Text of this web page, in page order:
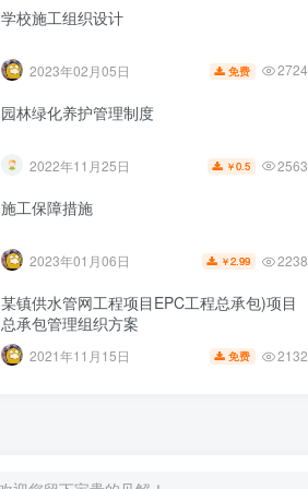
学校施工组织设计
2023年02月05日 免费 2724
园林绿化养护管理制度
2022年11月25日 ￥0.5 2563
施工保障措施
2023年01月06日 ￥2.99 2238
某镇供水管网工程项目EPC工程总承包)项目
总承包管理组织方案
2021年11月15日 免费 2132